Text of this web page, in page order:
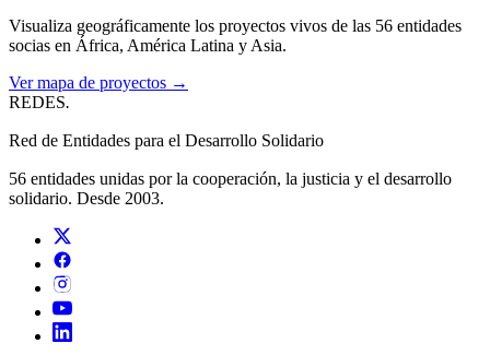
Visualiza geográficamente los proyectos vivos de las 56 entidades
socias en África, América Latina y Asia.
Ver mapa de proyectos →
REDES.
Red de Entidades para el Desarrollo Solidario
56 entidades unidas por la cooperación, la justicia y el desarrollo
solidario. Desde 2003.